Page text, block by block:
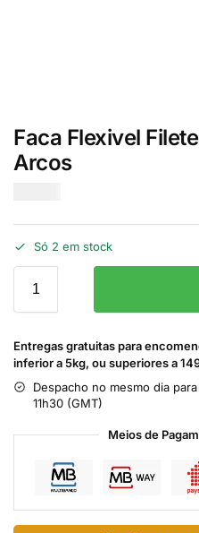
Faca Flexivel
Arcos
Só 2 em stock
Entregas gratuitas para
inferior a 5kg, ou superiores a
Despacho no mesmo dia
11h30 (GMT)
Meios de